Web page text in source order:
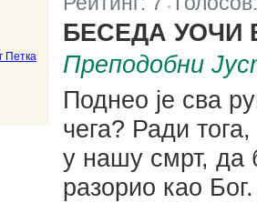
БЕСЕДА УОЧИ
Преподобни
Поднео је сва
чега? Ради
у нашу смрт, да
разорио као Бог.